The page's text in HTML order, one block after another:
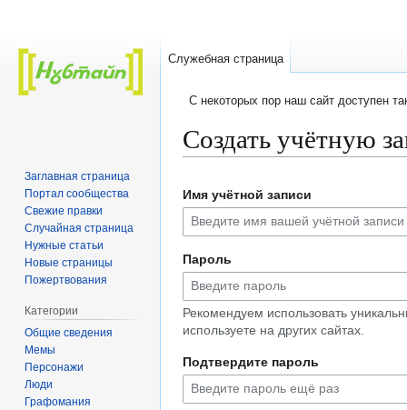
C некоторых пор наш сайт доступен
Создать учётную
к
навигации
к
поиску
Имя учётной записи
Пароль
Рекомендуем использовать
используете на других сайтах.
Подтвердите пароль
Служебная страница
Заглавная страница
Портал сообщества
Свежие правки
Случайная страница
Нужные статьи
Новые страницы
Пожертвования
Категории
Общие сведения
Мемы
Персонажи
Люди
Графомания